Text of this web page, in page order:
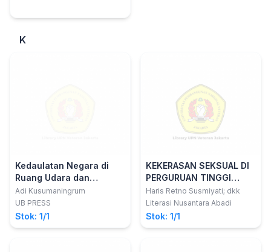
K
Kedaulatan Negara di
Ruang Udara dan
Perkembangan Angkutan
Udara Internasional
Adi Kusumaningrum
UB PRESS
Stok: 1/1
KEKERASAN SEKSUAL DI
PERGURUAN TINGGI
Dalam Perspektif Hukum
Haris Retno Susmiyati; dkk
Literasi Nusantara Abadi
Stok: 1/1